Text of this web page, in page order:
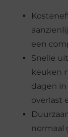
een
Snelle
keuken
dagen
overlast
normaal